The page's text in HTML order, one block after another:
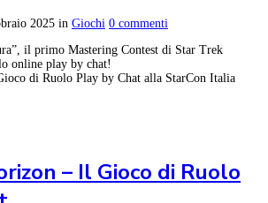
2025 in Giochi 0 commenti
il primo Mastering Contest di Star Trek
online play by chat!
di Ruolo Play by Chat alla StarCon Italia
– Il Gioco di Ruolo